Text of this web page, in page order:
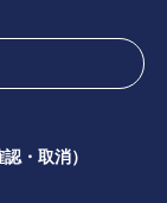
・取消）